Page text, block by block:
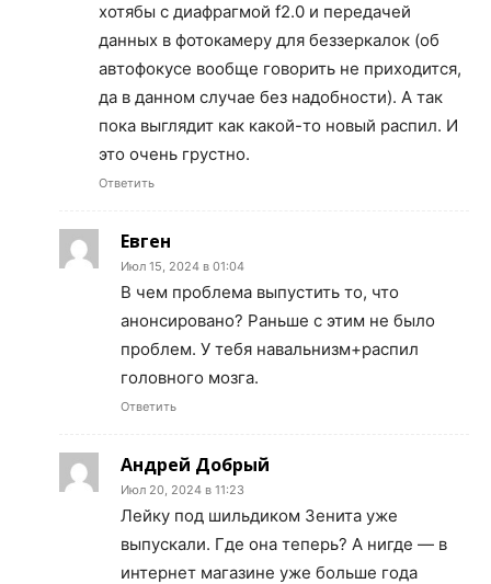
хотябы с диафрагмой f2.0 и передачей
данных в фотокамеру для беззеркалок (об
автофокусе вообще говорить не приходится,
да в данном случае без надобности). А так
пока выглядит как какой-то новый распил. И
это очень грустно.
Ответить
Евген
Июл 15, 2024 в 01:04
В чем проблема выпустить то, что
анонсировано? Раньше с этим не было
проблем. У тебя навальнизм+распил
головного мозга.
Ответить
Андрей Добрый
Июл 20, 2024 в 11:23
Лейку под шильдиком Зенита уже
выпускали. Где она теперь? А нигде — в
интернет магазине уже больше года